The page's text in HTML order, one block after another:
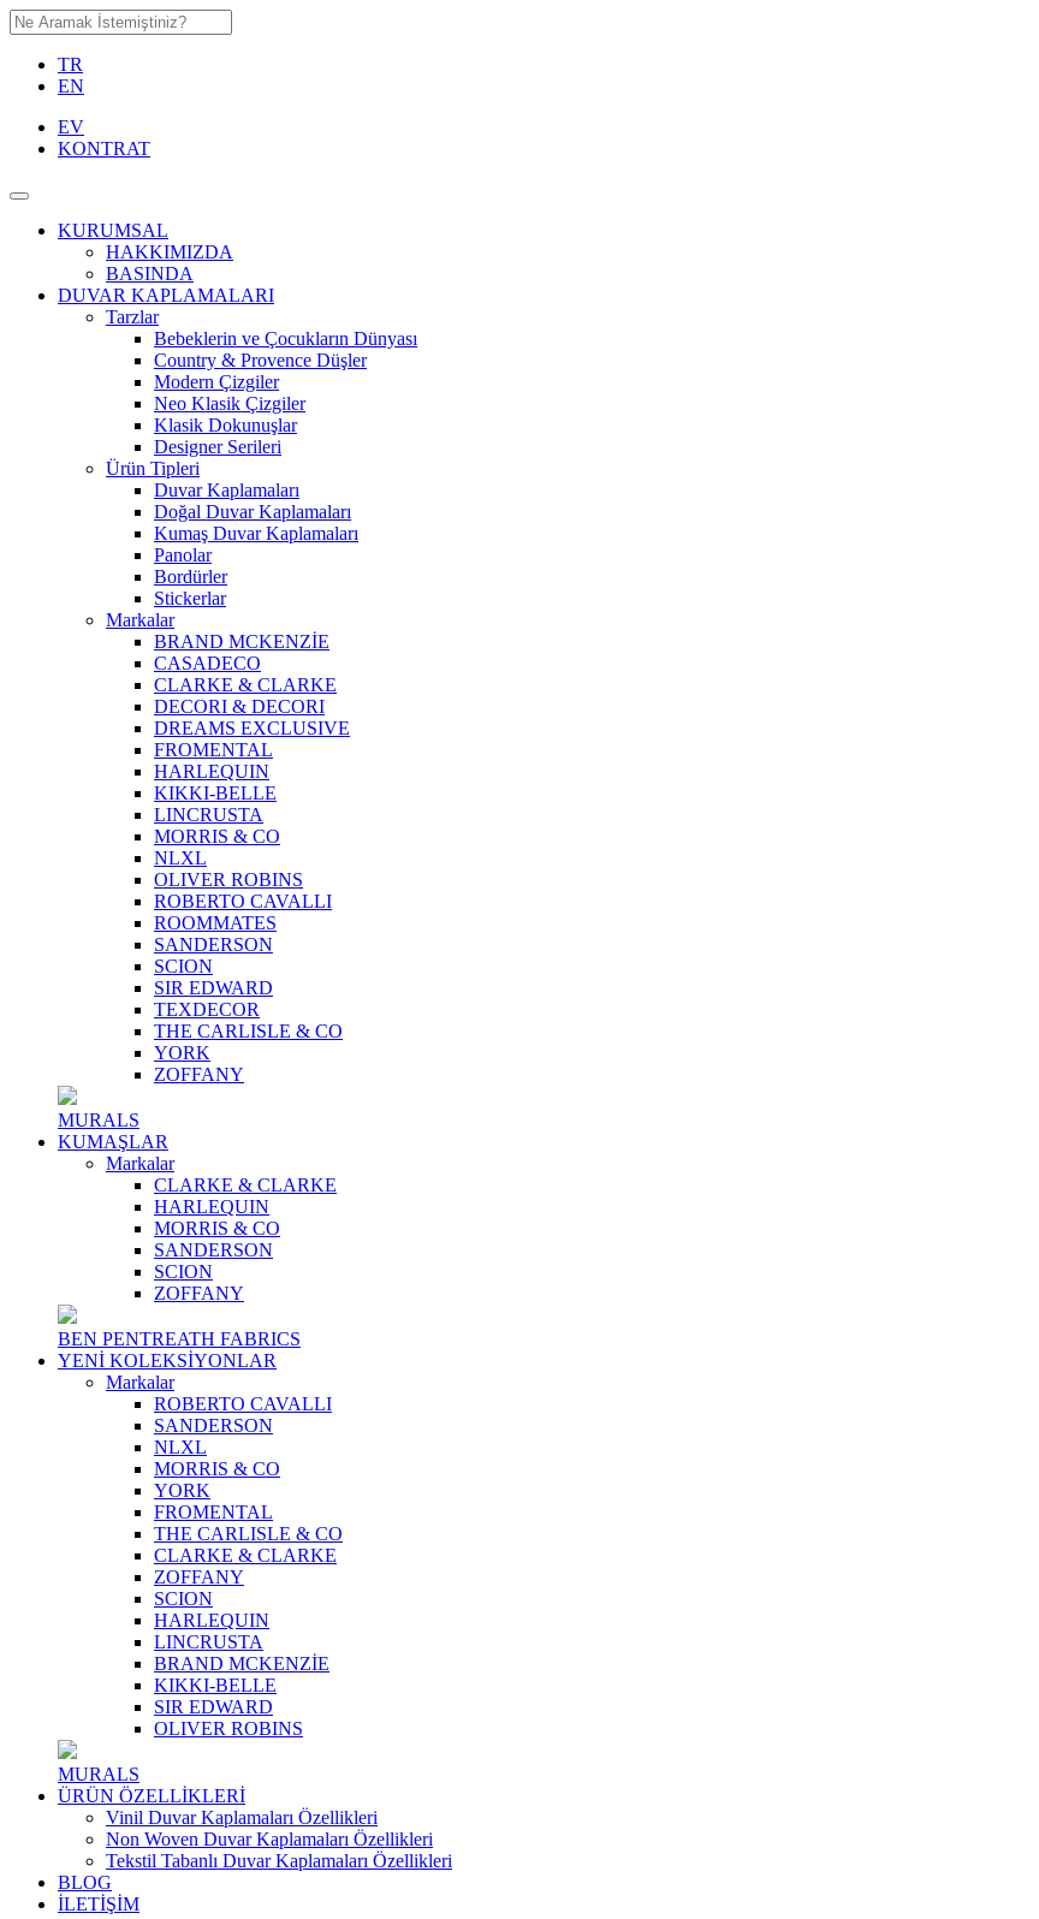
TR
EN
EV
KONTRAT
KURUMSAL
HAKKIMIZDA
BASINDA
DUVAR KAPLAMALARI
Tarzlar
Bebeklerin ve Çocukların Dünyası
Country & Provence Düşler
Modern Çizgiler
Neo Klasik Çizgiler
Klasik Dokunuşlar
Designer Serileri
Ürün Tipleri
Duvar Kaplamaları
Doğal Duvar Kaplamaları
Kumaş Duvar Kaplamaları
Panolar
Bordürler
Stickerlar
Markalar
BRAND MCKENZİE
CASADECO
CLARKE & CLARKE
DECORI & DECORI
DREAMS EXCLUSIVE
FROMENTAL
HARLEQUIN
KIKKI-BELLE
LINCRUSTA
MORRIS & CO
NLXL
OLIVER ROBINS
ROBERTO CAVALLI
ROOMMATES
SANDERSON
SCION
SIR EDWARD
TEXDECOR
THE CARLISLE & CO
YORK
ZOFFANY
MURALS
KUMAŞLAR
Markalar
CLARKE & CLARKE
HARLEQUIN
MORRIS & CO
SANDERSON
SCION
ZOFFANY
BEN PENTREATH FABRICS
YENİ KOLEKSİYONLAR
Markalar
ROBERTO CAVALLI
SANDERSON
NLXL
MORRIS & CO
YORK
FROMENTAL
THE CARLISLE & CO
CLARKE & CLARKE
ZOFFANY
SCION
HARLEQUIN
LINCRUSTA
BRAND MCKENZİE
KIKKI-BELLE
SIR EDWARD
OLIVER ROBINS
MURALS
ÜRÜN ÖZELLİKLERİ
Vinil Duvar Kaplamaları Özellikleri
Non Woven Duvar Kaplamaları Özellikleri
Tekstil Tabanlı Duvar Kaplamaları Özellikleri
BLOG
İLETİŞİM